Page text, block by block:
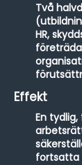
Två
HR,
Effekt
En
fortsatta